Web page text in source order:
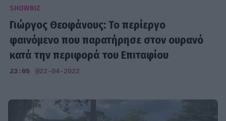
SHOWBIZ
Γιώργος Θεοφάνους: Το περίεργο
φαινόμενο που παρατήρησε στον ουρανό
κατά την περιφορά του Επιταφίου
23:05 @22-04-2022